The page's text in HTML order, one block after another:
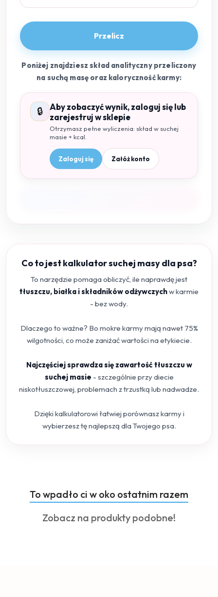
Przelicz
Poniżej znajdziesz skład analityczny przeliczony
na suchą masę oraz kaloryczność karmy:
🔒
Aby zobaczyć wynik, zaloguj się lub
zarejestruj w sklepie
Otrzymasz pełne wyliczenia: skład w suchej
masie + kcal.
Zaloguj się Załóż konto
Co to jest kalkulator suchej masy dla psa?
To narzędzie pomaga obliczyć, ile naprawdę jest
tłuszczu, białka i składników odżywczychw karmie
- bez wody.
Dlaczego to ważne? Bo mokre karmy mają nawet 75%
wilgotności, co może zaniżać wartości na etykiecie.
Najczęściej sprawdza się zawartość tłuszczu w
suchej masie - szczególnie przy diecie
niskotłuszczowej, problemach z trzustką lub nadwadze.
Dzięki kalkulatorowi łatwiej porównasz karmy i
wybierzesz tę najlepszą dla Twojego psa.
Pomiń karuzelę produktów
Produkty
o
statusie:
To wpadło ci w oko ostatnim razem
Produkty
Zobacz na produkty podobne!